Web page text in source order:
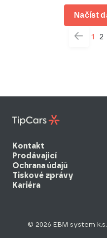
Načíst
1 2
Kontakt
Prodávající
Ochrana údajů
Tiskové zprávy
Kariéra
© 2026 EBM system